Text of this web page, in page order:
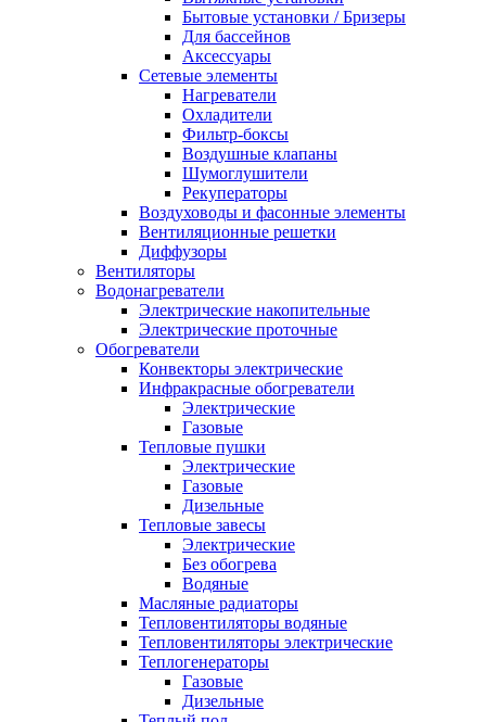
Бытовые установки / Бризеры
Для бассейнов
Аксессуары
Сетевые элементы
Нагреватели
Охладители
Фильтр-боксы
Воздушные клапаны
Шумоглушители
Рекуператоры
Воздуховоды и фасонные элементы
Вентиляционные решетки
Диффузоры
Вентиляторы
Водонагреватели
Электрические накопительные
Электрические проточные
Обогреватели
Конвекторы электрические
Инфракрасные обогреватели
Электрические
Газовые
Тепловые пушки
Электрические
Газовые
Дизельные
Тепловые завесы
Электрические
Без обогрева
Водяные
Масляные радиаторы
Тепловентиляторы водяные
Тепловентиляторы электрические
Теплогенераторы
Газовые
Дизельные